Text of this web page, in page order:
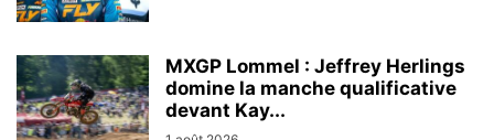
MXGP Lommel : Jeffrey Herlings
domine la manche qualificative
devant Kay...